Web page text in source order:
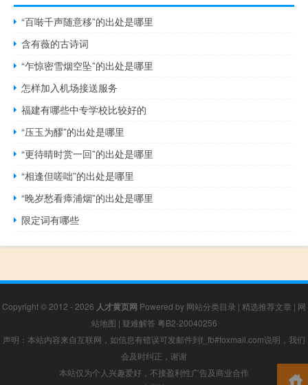
“百啭千声随意移”的出处是哪里
含有薇的古诗词
“乍惊密雪烟空坠”的出处是哪里
怎样加入机场接送服务
福建有哪些中专学校比较好的
“压玉为醪”的出处是哪里
“更待晴时赏一回”的出处是哪里
“相逢但嗟咄”的出处是哪里
“晚岁愁看瘴浦烟”的出处是哪里
限定词有哪些
Copyright © 2012 - 2026 人才黄页网 Powered by 网站分类目录 | 精选推荐文章 | 网
站地图 | 疑难解答 粤B2-20040256
声明：本站内容来自互联网，如信息有错误可发邮件到f_fb#foxmail.com说明，我们
会及时纠正，谢谢
本站仅为个人兴趣爱好，不接盈利性广告及商业合作